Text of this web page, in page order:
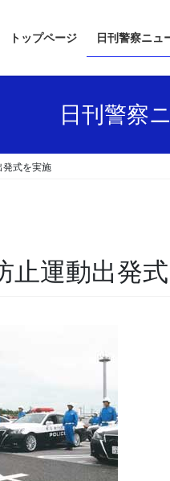
トップページ 日刊警察ニュ
日刊警察
発式を実施
止運動出発